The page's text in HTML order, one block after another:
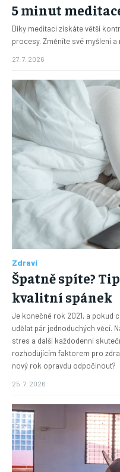
5 minut
Díky meditaci získáte větší
procesy. Změníte své myšlení a
27. 7. 2026
Zdraví
Špatně spíte?
kvalitní spánek
Je konečně rok 2021, a pokud
udělat pár jednoduchých věcí.
stres a další každodenní
rozhodujícím faktorem pro
nový rok opravdu odpočinout?
25. 7. 2026